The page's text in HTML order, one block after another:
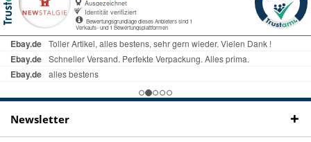
Newsletter